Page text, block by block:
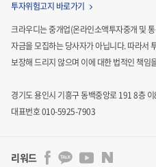
투자위험고지 바로가기
크라우디는 중개업(온라인소액투자중개 및
자금을 모집하는당사자가 아닙니다. 따라서
보장해 드리지 않으며 이에 대한 법적인 책임
경기도 용인시 기흥구 동백중앙로 191 8층
대표번호 010-5925-7903
리워드